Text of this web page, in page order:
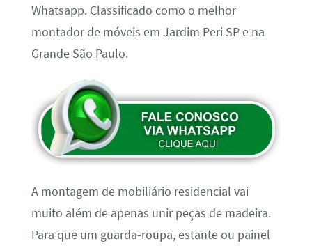
Whatsapp. Classificado como o melhor
montador de móveis em Jardim Peri SP e na
Grande São Paulo.
A montagem de mobiliário residencial vai
muito além de apenas unir peças de madeira.
Para que um guarda-roupa, estante ou painel